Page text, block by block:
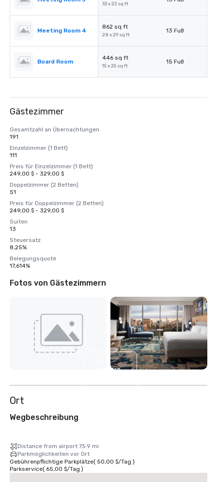
33 x 23 sq ft
Meeting Room 4
862 sq ft
28 x 29 sq ft
13 Fuß
Board Room
446 sq ft
15 x 25 sq ft
15 Fuß
Gästezimmer
Gesamtzahl an Übernachtungen
191
Einzelzimmer (1 Bett)
111
Preis für Einzelzimmer (1 Bett)
249,00 $ - 329,00 $
Doppelzimmer (2 Betten)
51
Preis für Doppelzimmer (2 Betten)
249,00 $ - 329,00 $
Suiten
13
Steuersatz
8,25%
Belegungsquote
17,614%
Fotos von Gästezimmern
weitere
Ort
Wegbeschreibung
Distance from airport 75.9 mi
Parkmöglichkeiten vor Ort
Gebührenpflichtige Parkplätze( 50,00 $/Tag )
Parkservice( 65,00 $/Tag )